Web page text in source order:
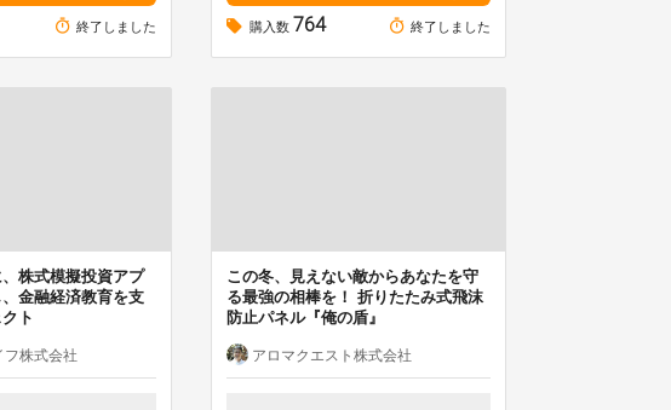
終了しました 購入数 764 終了しました
株式模擬投資アプ
金融経済教育を支
ト
フ株式会社
この冬、見えない敵からあなたを守
る最強の相棒を！ 折りたたみ式飛沫
防止パネル『俺の盾』
アロマクエスト株式会社